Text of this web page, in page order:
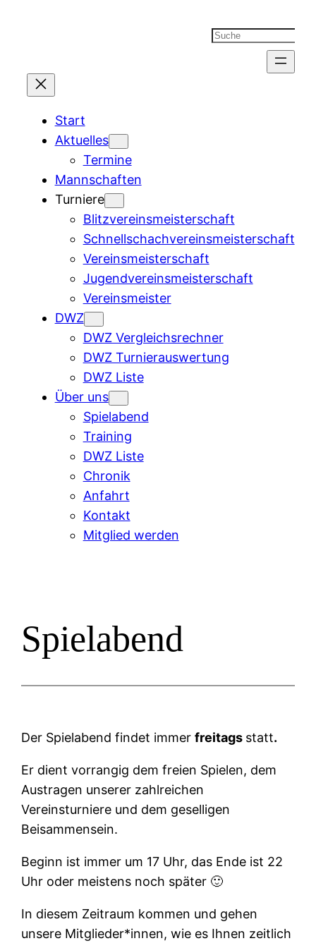
Suchen
Start
Aktuelles
Termine
Mannschaften
Turniere
Blitzvereinsmeisterschaft
Schnellschachvereinsmeisterschaft
Vereinsmeisterschaft
Jugendvereinsmeisterschaft
Vereinsmeister
DWZ
DWZ Vergleichsrechner
DWZ Turnierauswertung
DWZ Liste
Über uns
Spielabend
Training
DWZ Liste
Chronik
Anfahrt
Kontakt
Mitglied werden
Spielabend
Der Spielabend findet immerfreitags statt.
Er dient vorrangig dem freien Spielen, dem
Austragen unserer zahlreichen
Vereinsturniere und dem geselligen
Beisammensein.
Beginn ist immer um 17 Uhr, das Ende ist 22
Uhr oder meistens noch später 🙂
In diesem Zeitraum kommen und gehen
unsere Mitglieder*innen, wie es Ihnen zeitlich